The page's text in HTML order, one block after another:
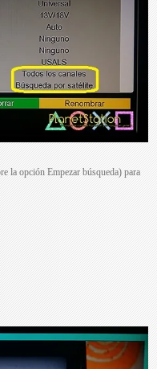
la opción Empezar búsqueda) para